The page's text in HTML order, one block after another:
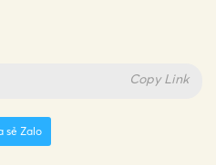
Copy Link
sẻ Zalo